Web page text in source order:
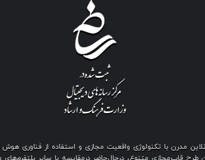
آنلاین مدرن با تکنولوژی واقعیت مجازی و استفاده از